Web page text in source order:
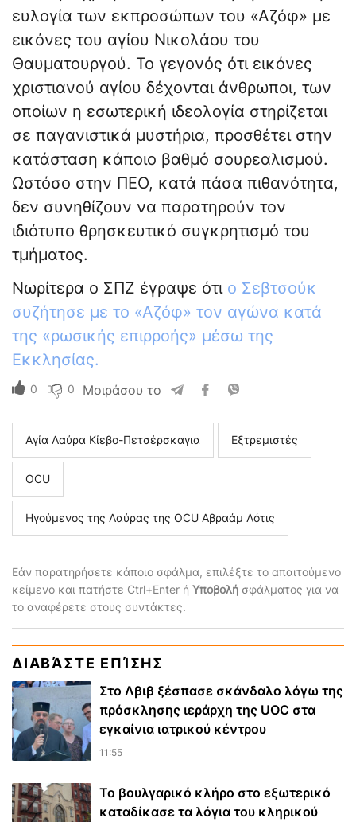
ευλογία των εκπροσώπων του «Αζόφ» με
εικόνες του αγίου Νικολάου του
Θαυματουργού. Το γεγονός ότι εικόνες
χριστιανού αγίου δέχονται άνθρωποι, των
οποίων η εσωτερική ιδεολογία στηρίζεται
σε παγανιστικά μυστήρια, προσθέτει στην
κατάσταση κάποιο βαθμό σουρεαλισμού.
Ωστόσο στην ΠΕΟ, κατά πάσα πιθανότητα,
δεν συνηθίζουν να παρατηρούν τον
ιδιότυπο θρησκευτικό συγκρητισμό του
τμήματος.
Νωρίτερα ο ΣΠΖ έγραψε ότι ο Σεβτσούκ
συζήτησε με το «Αζόφ» τον αγώνα κατά
της «ρωσικής επιρροής» μέσω της
Εκκλησίας.
0 0 Μοιράσου το
Αγία Λαύρα Κίεβο-Πετσέρσκαγια Εξτρεμιστές
ΟCU
Ηγούμενος της Λαύρας της OCU Αβραάμ Λότις
Εάν παρατηρήσετε κάποιο σφάλμα, επιλέξτε το απαιτούμενο
κείμενο και πατήστε Ctrl+Enter ή Υποβολή σφάλματος για να
το αναφέρετε στους συντάκτες.
ΔΙΑΒΆΣΤΕ ΕΠΊΣΗΣ
Στο Λβιβ ξέσπασε σκάνδαλο λόγω της
πρόσκλησης ιεράρχη της UOC στα
εγκαίνια ιατρικού κέντρου
11:55
Το βουλγαρικό κλήρο στο εξωτερικό
καταδίκασε τα λόγια του κληρικού